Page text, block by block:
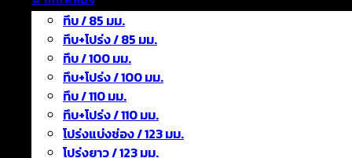
ทึบ / 85 มม.
ทึบ+โปร่ง / 85 มม.
ทึบ / 100 มม.
ทึบ+โปร่ง / 100 มม.
ทึบ / 110 มม.
ทึบ+โปร่ง / 110 มม.
โปร่งแบ่งช่อง / 123 มม.
โปร่งยาว / 123 มม.